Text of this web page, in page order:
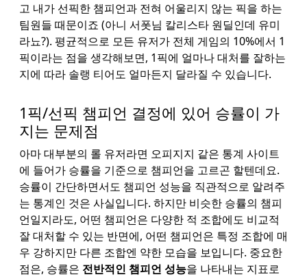
고 내가 선픽한 챔피언과 전혀 어울리지 않는 픽을 하는
팀원들 때문이죠 (아니 서폿님 칼리스타 원딜인데 유미
라뇨?). 평균적으로 모든 유저가 전체 게임의 10%에서 1
픽이라는 점을 생각해보면, 1픽에 얼마나 대처를 잘하는
지에 따라 솔랭 티어도 얼마든지 달라질 수 있습니다.
1픽/선픽 챔피언 결정에 있어 승률이 가
지는 문제점
아마 대부분의 롤 유저라면 오피지지 같은 통계 사이트
에 들어가 승률을 기준으로 챔피언을 고르곤 할텐데요.
승률이 간단하면서도 챔피언 성능을 직관적으로 알려주
는 통계인 것은 사실입니다. 하지만 비슷한 승률의 챔피
언일지라도, 어떤 챔피언은 다양한 적 조합에도 비교적
잘 대처할 수 있는 반면에, 어떤 챔피언은 특정 조합에 매
우 강하지만 다른 조합엔 약한 모습을 보입니다. 중요한
점은, 승률은 전반적인 챔피언 성능을 나타내는 지표로